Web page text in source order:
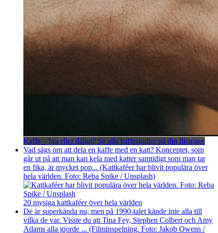
Kaffe – bra eller dåligt? Se alla kaffestudier på din fikapaus
Vad sägs om att dela en kaffe med en katt? Konceptet, som
går ut på att man kan kela med katter samtidigt som man tar
en fika, är mycket pop... (Kattkaféer har blivit populära över
hela världen. Foto: Reba Spike / Unsplash)
20 mysiga kattkaféer över hela världen
De är superkända nu, men på 1990-talet kände inte alla till
vilka de var. Visste du att Tina Fey, Stephen Colbert och Amy
Adams alla gjorde ... (Filminspelning. Foto: Jakob Owens /